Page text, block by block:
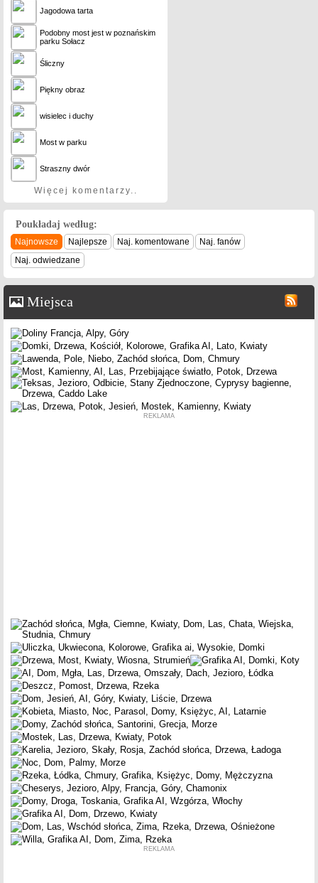
Jagodowa tarta
Podobny most jest w poznańskim
parku Sołacz
Śliczny
Piękny obraz
wisielec i duchy
Most w parku
Straszny dwór
Więcej komentarzy..
Poukładaj według:
Najnowsze Najlepsze Naj. komentowane
Naj. fanów
Naj. odwiedzane
Miejsca
REKLAMA
REKLAMA